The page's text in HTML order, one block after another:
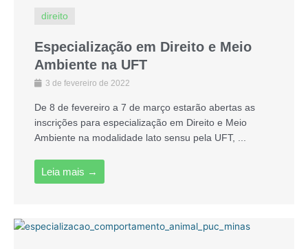
direito
Especialização em Direito e Meio
Ambiente na UFT
3 de fevereiro de 2022
De 8 de fevereiro a 7 de março estarão abertas as
inscrições para especialização em Direito e Meio
Ambiente na modalidade lato sensu pela UFT, ...
Leia mais →